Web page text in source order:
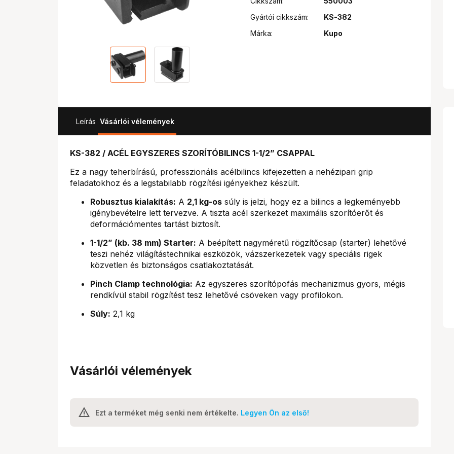
Gyártói cikkszám:
KS-382
Márka:
Kupo
Leírás Vásárlói vélemények
KS-382 / ACÉL EGYSZERES SZORÍTÓBILINCS 1-1/2” CSAPPAL
Ez a nagy teherbírású, professzionális acélbilincs kifejezetten a nehézipari grip
feladatokhoz és a legstabilabb rögzítési igényekhez készült.
Robusztus kialakítás: A 2,1 kg-os súly is jelzi, hogy ez a bilincs a legkeményebb
igénybevételre lett tervezve. A tiszta acél szerkezet maximális szorítóerőt és
deformációmentes tartást biztosít.
1-1/2” (kb. 38 mm) Starter: A beépített nagyméretű rögzítőcsap (starter) lehetővé
teszi nehéz világítástechnikai eszközök, vázszerkezetek vagy speciális rigek
közvetlen és biztonságos csatlakoztatását.
Pinch Clamp technológia: Az egyszeres szorítópofás mechanizmus gyors, mégis
rendkívül stabil rögzítést tesz lehetővé csöveken vagy profilokon.
Súly: 2,1 kg
Vásárlói vélemények
Ezt a terméket még senki nem értékelte. Legyen Ön az első!